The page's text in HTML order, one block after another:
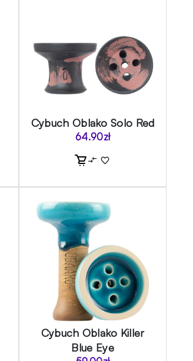
Cybuch Oblako Solo Red
64.90zł
Cybuch Oblako Killer
Blue Eye